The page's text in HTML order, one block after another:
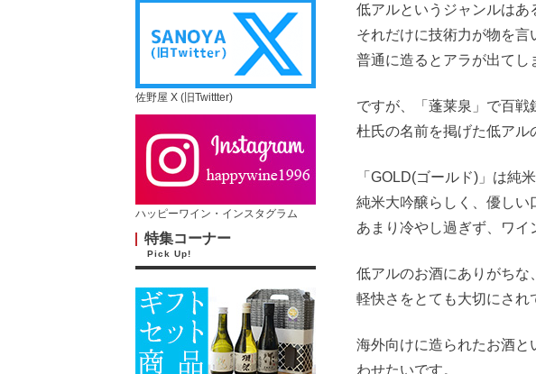
佐野屋 X (旧Twittter)
ハッピーワイン・インスタグラム
特集コーナー
Pick Up!
低アルというジャンルはあ
それだけに技術力が物を言
普通に造るとアラが出てし
ですが、「蓬莱泉」で百戦
杜氏の名前を掲げた低アル
「GOLD(ゴールド)」は純米
純米大吟醸らしく、優しい
あまり冷やし過ぎず、ワイ
低アルのお酒にありがちな
軽快さをとても大切にされ
海外向けに造られたお酒と
わせたいです。